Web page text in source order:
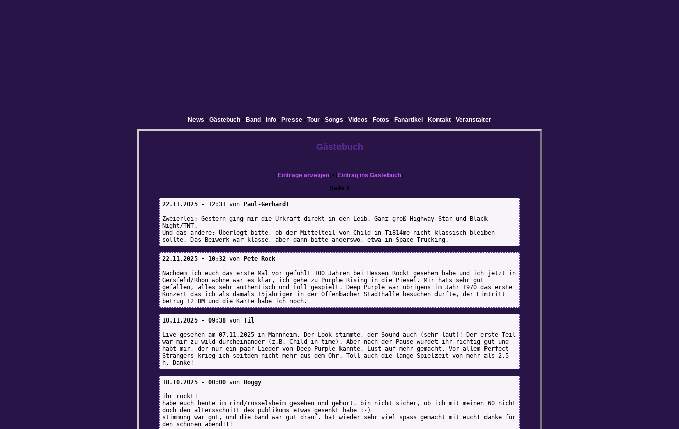
News • Gästebuch • Band • Info • Presse • Tour • Songs • Videos • Fotos • Fanartikel • Kontakt • Veranstalter
Gästebuch
[Einträge anzeigen] • [Eintrag ins Gästebuch]
Seite 2
22.11.2025 - 12:31 von
Paul-Gerhardt
Zweierlei: Gestern ging mir die Urkraft direkt in den Leib. Ganz groß Highway Star und Black
Night/TNT.
Und das andere: Überlegt bitte, ob der Mittelteil von Child in Ti814me nicht klassisch bleiben
sollte. Das Beiwerk war klasse, aber dann bitte anderswo, etwa in Space Trucking.
22.11.2025 - 10:32 von
Pete Rock
Nachdem ich euch das erste Mal vor gefühlt 100 Jahren bei Hessen Rockt gesehen habe und ich jetzt in
Gersfeld/Rhön wohne war es klar, ich gehe zu Purple Rising in die Piesel. Mir hats sehr gut
gefallen, alles sehr authentisch und toll gespielt. Deep Purple war übrigens im Jahr 1970 das erste
Konzert das ich als damals 15jähriger in der Offenbacher Stadthalle besuchen durfte, der Eintritt
betrug 12 DM und die Karte habe ich noch.
10.11.2025 - 09:38 von Til
Live gesehen am 07.11.2025 in Mannheim. Der Look stimmte, der Sound auch (sehr laut)! Der erste Teil
war mir zu wild durcheinander (z.B. Child in time). Aber nach der Pause wurdet ihr richtig gut und
habt mir, der nur ein paar Lieder von Deep Purple kannte, Lust auf mehr gemacht. Vor allem Perfect
Strangers krieg ich seitdem nicht mehr aus dem Ohr. Toll auch die lange Spielzeit von mehr als 2,5
h. Danke!
18.10.2025 - 00:00 von
Roggy
ihr rockt!
habe euch heute im rind/rüsselsheim gesehen und gehört. bin nicht sicher, ob ich mit meinen 60 nicht
doch den altersschnitt des publikums etwas gesenkt habe :-)
stimmung war gut, und die band war gut drauf. hat wieder sehr viel spass gemacht mit euch! danke für
den schönen abend!!!